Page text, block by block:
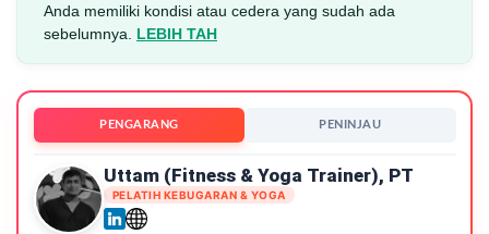
Anda memiliki kondisi atau cedera yang sudah ada
sebelumnya. LEBIH TAH
PENGARANG PENINJAU
Uttam (Fitness & Yoga Trainer), PT
PELATIH KEBUGARAN & YOGA